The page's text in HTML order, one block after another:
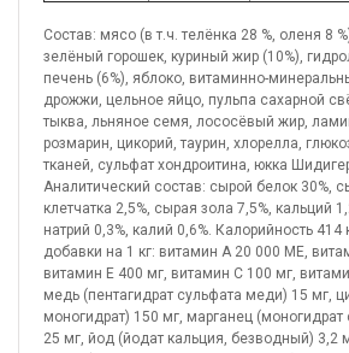
Состав: мясо (в т.ч. телёнка 28 %, оленя 8
зелёный горошек, куриный жир (10%),
печень (6%), яблоко, витаминно-
дрожжи, цельное яйцо, пульпа сахарной
тыква, льняное семя, лососёвый жир,
розмарин, цикорий, таурин, хлорелла,
тканей, сульфат хондроитина, юкка
Аналитический состав: сырой белок 30%,
клетчатка 2,5%, сырая зола 7,5%, кальций
натрий 0,3%, калий 0,6%. Калорийность
добавки на 1 кг: витамин А 20 000 МЕ,
витамин Е 400 мг, витамин С 100 мг,
медь (пентагидрат сульфата меди) 15 мг,
моногидрат) 150 мг, марганец (моногидрат
25 мг, йод (йодат кальция, безводный) 3,2